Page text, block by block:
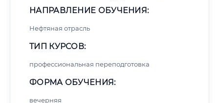
НАПРАВЛЕНИЕ ОБУЧЕНИЯ:
Нефтяная отрасль
ТИП КУРСОВ:
профессиональная переподготовка
ФОРМА ОБУЧЕНИЯ:
вечерняя